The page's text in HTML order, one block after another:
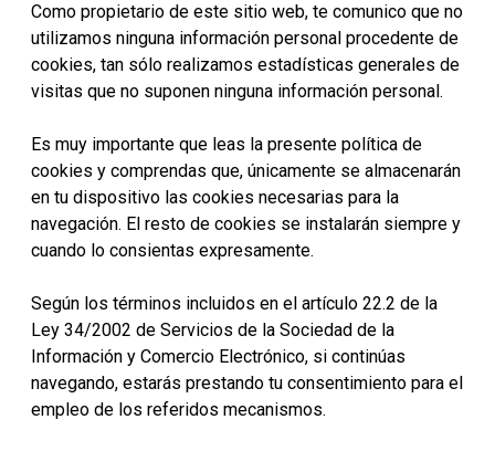
Como propietario de este sitio web, te comunico que no
utilizamos ninguna información personal procedente de
cookies, tan sólo realizamos estadísticas generales de
visitas que no suponen ninguna información personal.
Es muy importante que leas la presente política de
cookies y comprendas que, únicamente se almacenarán
en tu dispositivo las cookies necesarias para la
navegación. El resto de cookies se instalarán siempre y
cuando lo consientas expresamente.
Según los términos incluidos en el artículo 22.2 de la
Ley 34/2002 de Servicios de la Sociedad de la
Información y Comercio Electrónico, si continúas
navegando, estarás prestando tu consentimiento para el
empleo de los referidos mecanismos.